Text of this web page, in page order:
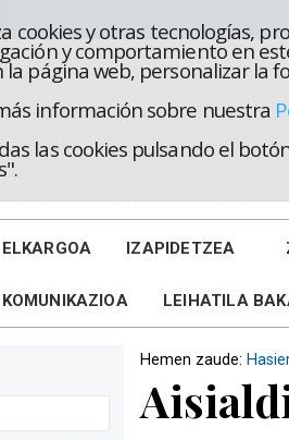
cookies y otras tecnologías,
y comportamiento en
página web, personalizar la
información sobre nuestra
las cookies pulsando el
ELKARGOA IZAPIDETZEA
KOMUNIKAZIOA LEIHATILA
Hemen zaude: